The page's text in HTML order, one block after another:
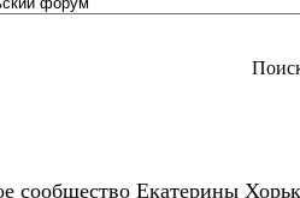
сообщество Екатерины